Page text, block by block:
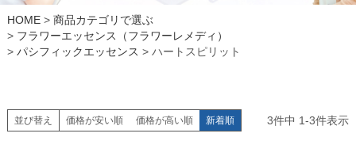
HOME
商品カテゴリで選ぶ
フラワーエッセンス（フラワーレメディ）
パシフィックエッセンス
ハートスピリット
並び替え 価格が安い順 価格が高い順 新着順 3件中 1-3件表示